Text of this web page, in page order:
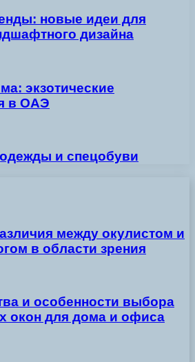
новые идеи для
дизайна
экзотические
в ОАЭ
и спецобуви
между окулистом и
в области зрения
и особенности выбора
окон для дома и офиса